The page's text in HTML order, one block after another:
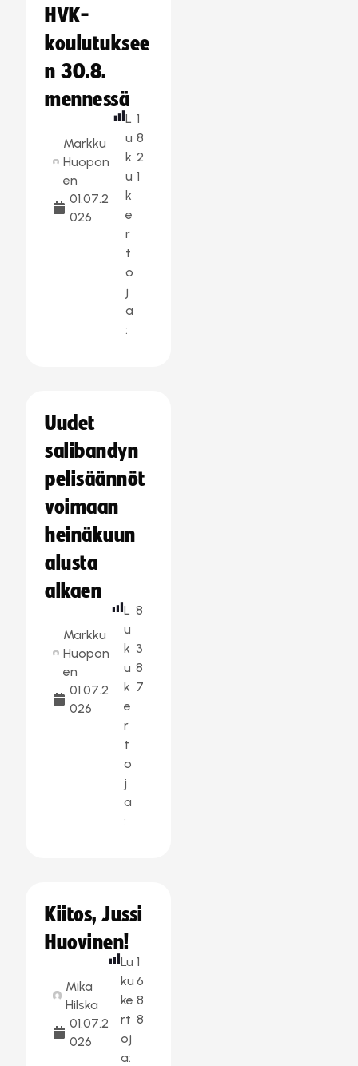
HVK-
koulutuksee
n 30.8.
mennessä
Markku
Huopon
en
01.07.2
026
L
u
k
u
k
e
r
t
o
j
a
:
1
8
2
1
Uudet
salibandyn
pelisäännöt
voimaan
heinäkuun
alusta
alkaen
Markku
Huopon
en
01.07.2
026
L
u
k
u
k
e
r
t
o
j
a
:
8
3
8
7
Kiitos, Jussi
Huovinen!
Mika
Hilska
01.07.2
026
Lu
ku
ke
rt
oj
a:
1
6
8
8